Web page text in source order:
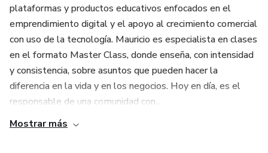
Experimentarás un aumento en tu confianza y autoestima
al saber que tienes el conocimiento y las herramientas para
retornar a aspectos de tu vida que también son
importantes para ti, adicionales a tu rol como mamá.
Accederás al certificado avalado por Hotmart y Seminarios
Online.
plataformas y productos educativos enfocados en el
emprendimiento digital y el apoyo al crecimiento comercial
con uso de la tecnología. Mauricio es especialista en clases
en el formato Master Class, donde enseña, con intensidad
y consistencia, sobre asuntos que pueden hacer la
diferencia en la vida y en los negocios. Hoy en día, es el
responsable de una comunidad con...
Mostrar más